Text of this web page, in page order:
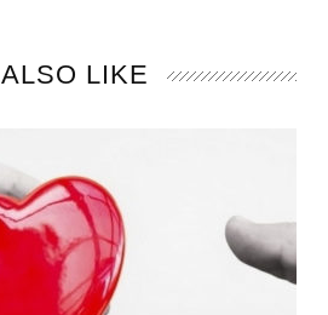
LIKE